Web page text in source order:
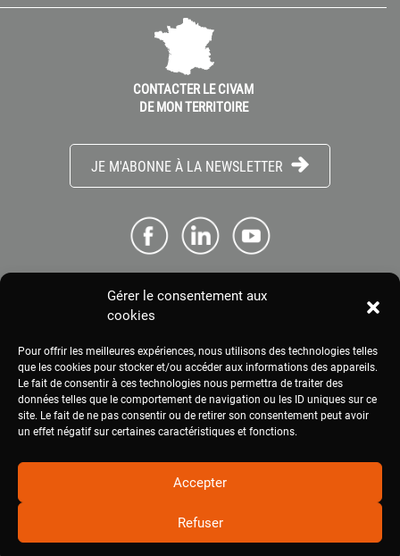
Gérer le consentement aux
cookies
Pour offrir les meilleures expériences, nous utilisons des technologies telles
que les cookies pour stocker et/ou accéder aux informations des appareils.
Le fait de consentir à ces technologies nous permettra de traiter des
données telles que le comportement de navigation ou les ID uniques sur ce
site. Le fait de ne pas consentir ou de retirer son consentement peut avoir
un effet négatif sur certaines caractéristiques et fonctions.
Accepter
Refuser
CONTACTER LE CIVAM
DE MON TERRITOIRE
JE M'ABONNE À LA NEWSLETTER
ME CONNECTER
ESPACE PRESSE
MENTIONS LÉGALES